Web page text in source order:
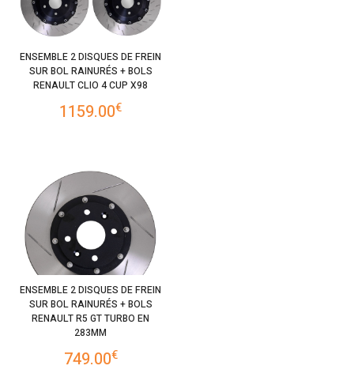
ENSEMBLE 2 DISQUES DE FREIN
SUR BOL RAINURÉS + BOLS
RENAULT CLIO 4 CUP X98
1159.00€
ENSEMBLE 2 DISQUES DE FREIN
SUR BOL RAINURÉS + BOLS
RENAULT R5 GT TURBO EN
283MM
749.00€